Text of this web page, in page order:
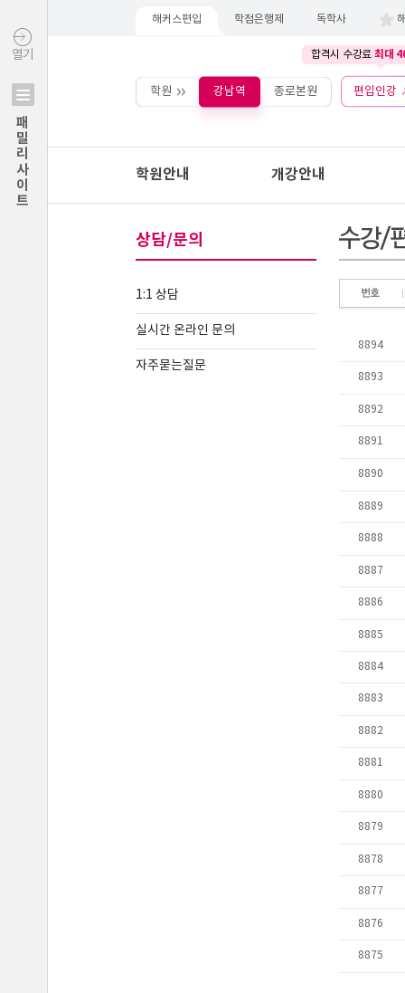
열기
패밀리사이트
해커스편입 학점은행제 독학사
합격시 수강료 최대
학원 강남역 종로본원 편입인강
학원안내 개강안내
상담/문의
1:1 상담
실시간 온라인 문의
자주묻는질문